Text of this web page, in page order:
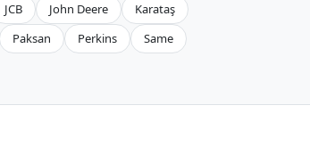
JCB John Deere
Karataş
Paksan Perkins
Same